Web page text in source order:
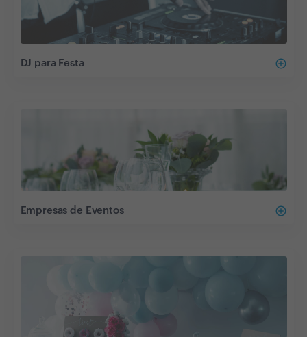
DJ para Festa add_circle_outline
Empresas de Eventos add_circle_outline